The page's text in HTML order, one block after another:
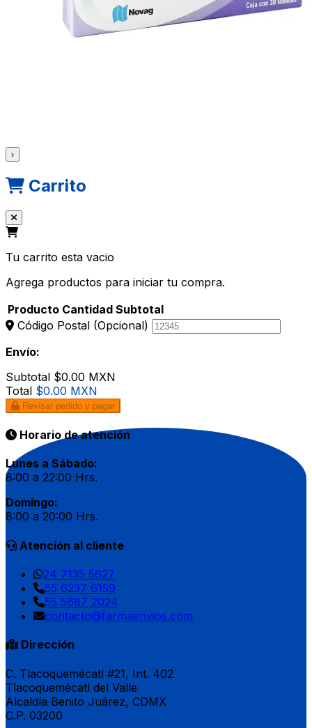
›
Carrito
Tu carrito esta vacio
Agrega productos para iniciar tu compra.
Producto Cantidad Subtotal
Código Postal (Opcional)
Envío:
Subtotal $0.00 MXN
Total $0.00 MXN
Revisar pedido y pagar
Horario de atención
Lunes a Sábado:
8:00 a 22:00 Hrs.
Domingo:
8:00 a 20:00 Hrs.
Atención al cliente
24 7135 5627
55 6237 6159
55 5687 2024
contacto@farmaenvios.com
Dirección
C. Tlacoquemécatl #21, Int. 402
Tlacoquemécatl del Valle
Alcaldía Benito Juárez, CDMX
C.P. 03200